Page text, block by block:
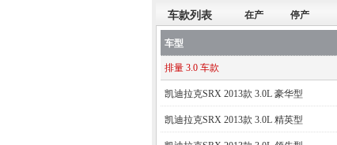
车款列表 在产 停产
车型
排量 3.0 车款
凯迪拉克SRX 2013款 3.0L 豪华型
凯迪拉克SRX 2013款 3.0L 精英型